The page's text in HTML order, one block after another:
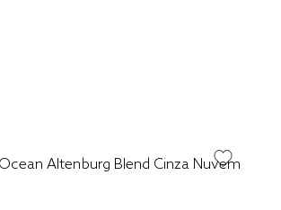
Altenburg Blend Cinza Nuvem